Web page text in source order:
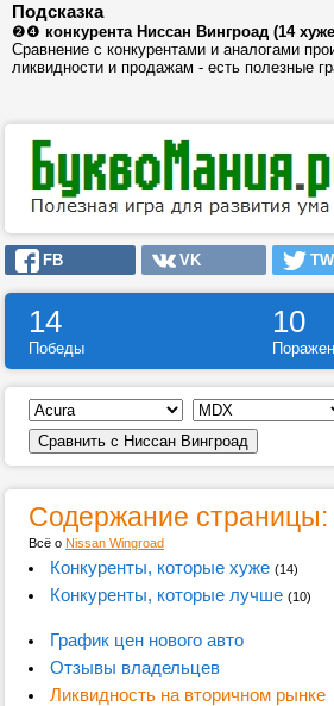
Подсказка
❷❹ конкурента Ниссан Вингроад (14
Сравнение с конкурентами и аналогами
ликвидности и продажам - есть полезные
FB VK TW
14 10
Победы
Содержание страницы:
Всё о Nissan Wingroad
Конкуренты, которые хуже (14)
Конкуренты, которые лучше (10)
График цен нового авто
Отзывы владельцев
Ликвидность на вторичном рынке